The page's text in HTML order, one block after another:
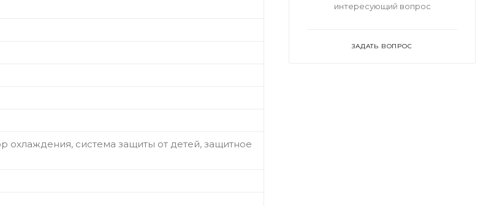
охлаждения, система защиты от детей, защитное
интересующий вопрос
ЗАДАТЬ ВОПРОС